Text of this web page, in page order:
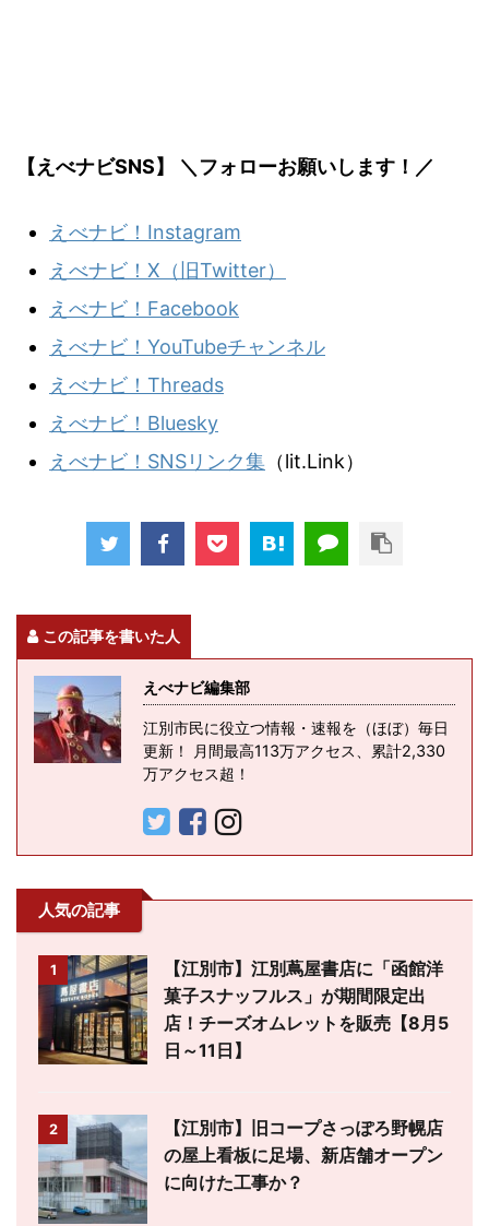
【えべナビSNS】 ＼フォローお願いします！／
えべナビ！Instagram
えべナビ！X（旧Twitter）
えべナビ！Facebook
えべナビ！YouTubeチャンネル
えべナビ！Threads
えべナビ！Bluesky
えべナビ！SNSリンク集 （lit.Link）
この記事を書いた人
えべナビ編集部
江別市民に役立つ情報・速報を（ほぼ）毎日
更新！ 月間最高113万アクセス、累計2,330
万アクセス超！
人気の記事
1
【江別市】江別蔦屋書店に「函館洋
菓子スナッフルス」が期間限定出
店！チーズオムレットを販売【8月5
日～11日】
2
【江別市】旧コープさっぽろ野幌店
の屋上看板に足場、新店舗オープン
に向けた工事か？